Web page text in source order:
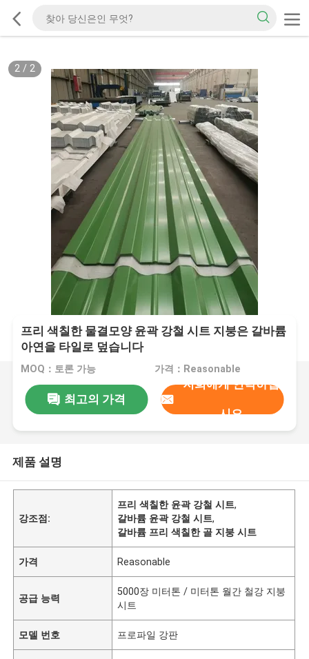
2/ 2
프리 색칠한 물결모양 윤곽 강철 시트 지붕은 갈바륨
아연을 타일로 덮습니다
MOQ：토론 가능 가격：Reasonable
최고의 가격
저희에게 연락하십
시오
제품 설명
강조점:
프리 색칠한 윤곽 강철 시트,
갈바륨 윤곽 강철 시트,
갈바륨 프리 색칠한 골 지붕 시트
가격 Reasonable
공급 능력
5000장 미터톤 / 미터톤 월간 철강 지붕
시트
모델 번호 프로파일 강판